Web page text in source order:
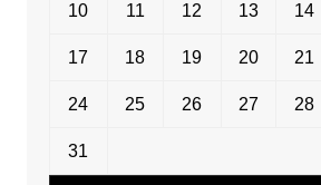
10 11 12 13 14
17 18 19 20 21
24 25 26 27 28
31